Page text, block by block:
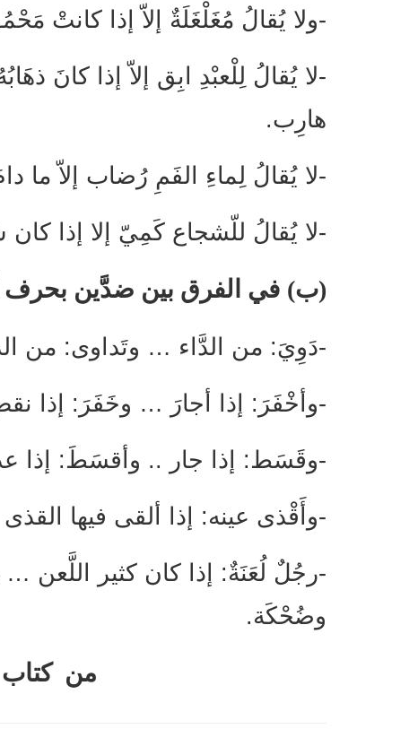
-ولا يُقالُ مُغَلْغَلَةٌ إلاّ إذا كانتْ
-لا يُقالُ لِلْعبْدِ ابِق إلاّ إذا كانَ
هارِب.
-لا يُقالُ لِماءِ الفَمِ رُضاب إلاّ ما
-لا يُقالُ للّشجاع كَمِيّ إلا إذا
(ب) في الفرق بين ضدَّين بحرف
-دَوِيَ: من الدَّاء … وتَداوى: من
-وأخْفَرَ: إذا أجارَ … وخَفَرَ: إذا
-وقَسَط: إذا جار .. وأقسَطَ: إذا
-وأَقْذى عينه: إذا ألقى فيها
-رجُلٌ لُعَنَةٌ: إذا كان كثير اللَّعن
وضُحْكَة.
من كتاب